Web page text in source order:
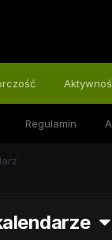
Regulamin